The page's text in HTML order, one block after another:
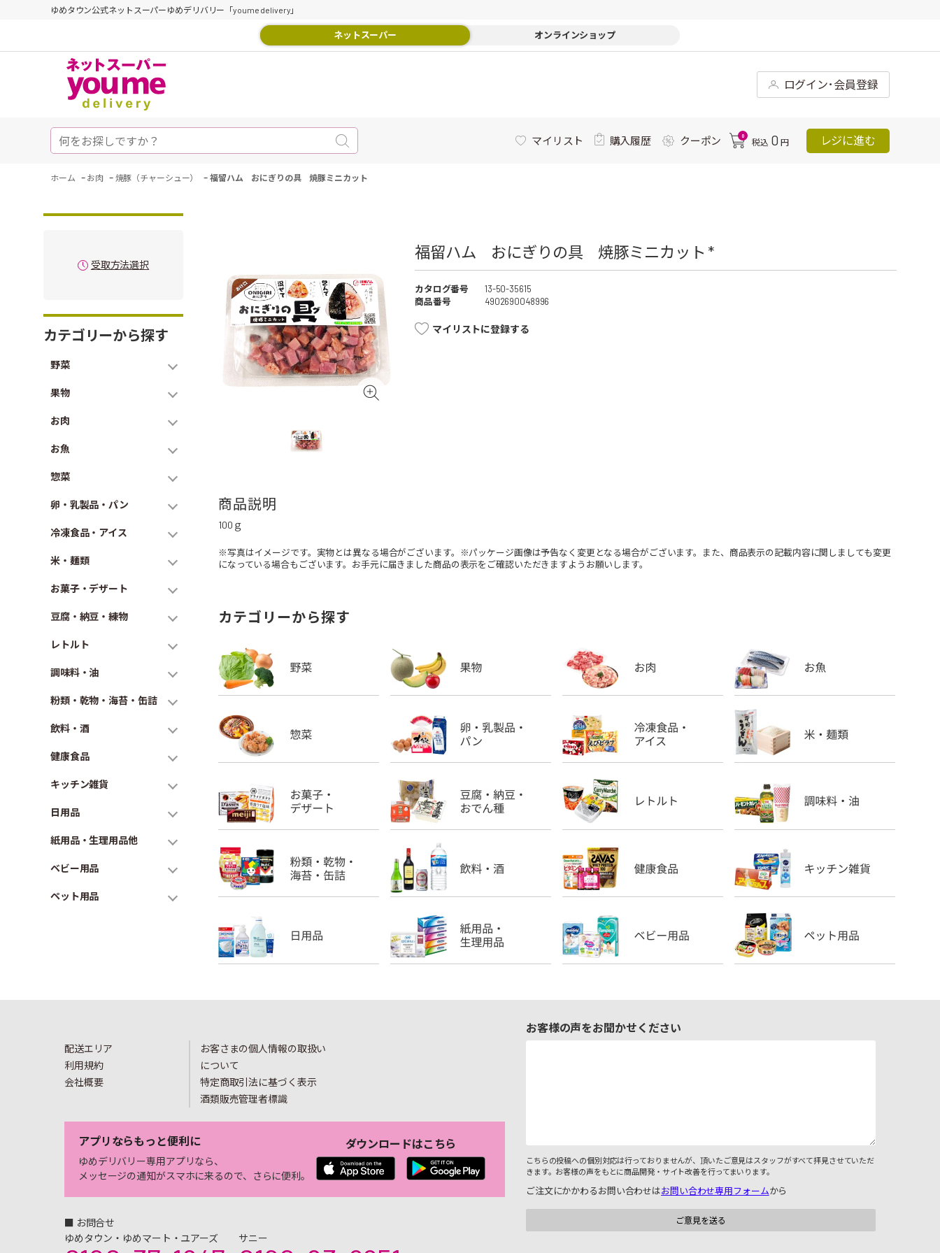
ゆめタウン公式ネットスーパーゆめデリバリー「youme delivery」
ネットスーパー オンラインショップ
ログイン･会員登録
マイリスト 購入履歴 クーポン 0
税込 0 円 レジに進む
ホーム - お肉 - 焼豚（チャーシュー） - 福留ハム おにぎりの具 焼豚ミニカット
受取方法選択
カテゴリーから探す
野菜
果物
お肉
お魚
惣菜
卵・乳製品・パン
冷凍食品・アイス
米・麺類
お菓子・デザート
豆腐・納豆・練物
レトルト
調味料・油
粉類・乾物・海苔・缶詰
飲料・酒
健康食品
キッチン雑貨
日用品
紙用品・生理用品他
ベビー用品
ペット用品
福留ハム おにぎりの具 焼豚ミニカット *
カタログ番号
13-50-35615
商品番号
4902690048996
マイリストに登録する
商品説明
100ｇ
※写真はイメージです。実物とは異なる場合がございます。※パッケージ画像は予告なく変更となる場合がございます。また、商品表示の記載内容に関しましても変更
になっている場合もございます。お手元に届きました商品の表示をご確認いただきますようお願いします。
カテゴリーから探す
配送エリア
利用規約
会社概要
お客さまの個人情報の取扱い
について
特定商取引法に基づく表示
酒類販売管理者標識
アプリならもっと便利に
ゆめデリバリー専用アプリなら、
メッセージの通知がスマホに来るので、さらに便利。
ダウンロードはこちら
■ お問合せ
ゆめタウン・ゆめマート・ユアーズ
サニー
お客様の声をお聞かせください
こちらの投稿への個別対応は行っておりませんが、頂いたご意見はスタッフがすべて拝見させていただ
きます。お客様の声をもとに商品開発・サイト改善を行ってまいります。
ご注文にかかわるお問い合わせはお問い合わせ専用フォームから